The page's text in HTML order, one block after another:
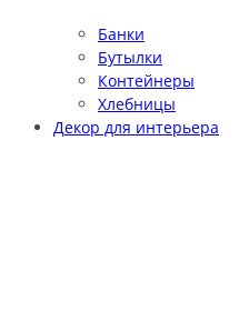
Банки
Бутылки
Контейнеры
Хлебницы
Декор для интерьера